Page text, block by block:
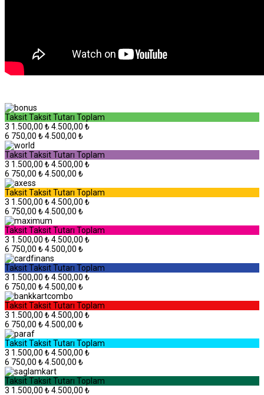
TaksitTaksit Tutarı Toplam
3 1.500,00 ₺4.500,00 ₺
6 750,00 ₺4.500,00 ₺
TaksitTaksit Tutarı Toplam
3 1.500,00 ₺4.500,00 ₺
6 750,00 ₺4.500,00 ₺
TaksitTaksit Tutarı Toplam
3 1.500,00 ₺4.500,00 ₺
6 750,00 ₺4.500,00 ₺
TaksitTaksit Tutarı Toplam
3 1.500,00 ₺4.500,00 ₺
6 750,00 ₺4.500,00 ₺
TaksitTaksit Tutarı Toplam
3 1.500,00 ₺4.500,00 ₺
6 750,00 ₺4.500,00 ₺
TaksitTaksit Tutarı Toplam
3 1.500,00 ₺4.500,00 ₺
6 750,00 ₺4.500,00 ₺
TaksitTaksit Tutarı Toplam
3 1.500,00 ₺4.500,00 ₺
6 750,00 ₺4.500,00 ₺
TaksitTaksit Tutarı Toplam
3 1.500,00 ₺4.500,00 ₺